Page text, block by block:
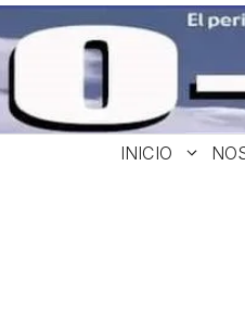
INICIO